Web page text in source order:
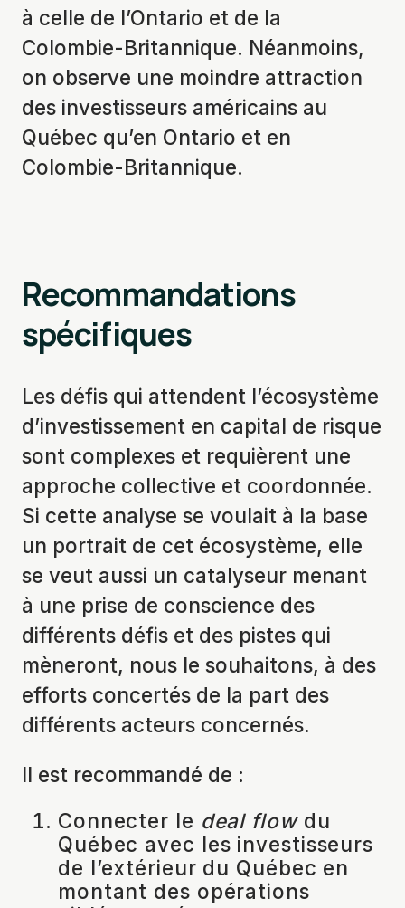
à celle de l’Ontario et de la
Colombie-Britannique. Néanmoins,
on observe une moindre attraction
des investisseurs américains au
Québec qu’en Ontario et en
Colombie-Britannique.
Recommandations
spécifiques
Les défis qui attendent l’écosystème
d’investissement en capital de risque
sont complexes et requièrent une
approche collective et coordonnée.
Si cette analyse se voulait à la base
un portrait de cet écosystème, elle
se veut aussi un catalyseur menant
à une prise de conscience des
différents défis et des pistes qui
mèneront, nous le souhaitons, à des
efforts concertés de la part des
différents acteurs concernés.
Il est recommandé de :
Connecter le deal flowdu
Québec avec les investisseurs
de l’extérieur du Québec en
montant des opérations